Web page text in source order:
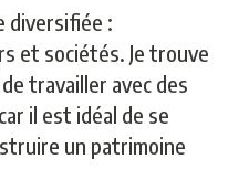
diversifiée :
et sociétés. Je trouve
travailler avec des
il est idéal de se
un patrimoine